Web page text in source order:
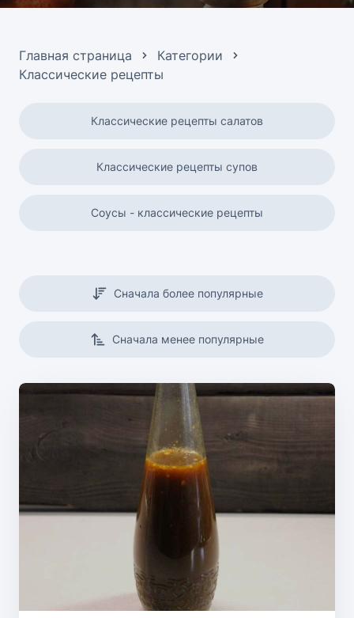
Главная страница
Категории
Классические рецепты
Классические рецепты салатов
Классические рецепты супов
Соусы - классические рецепты
Сначала более популярные
Сначала менее популярные